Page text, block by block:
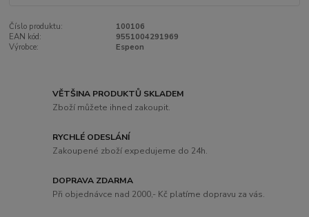
Číslo produktu:
100106
EAN kód:
9551004291969
Výrobce:
Espeon
VĚTŠINA PRODUKTŮ SKLADEM
Zboží můžete ihned zakoupit.
RYCHLÉ ODESLÁNÍ
Zakoupené zboží expedujeme do 24h.
DOPRAVA ZDARMA
Při objednávce nad 2000,- Kč platíme dopravu za vás.